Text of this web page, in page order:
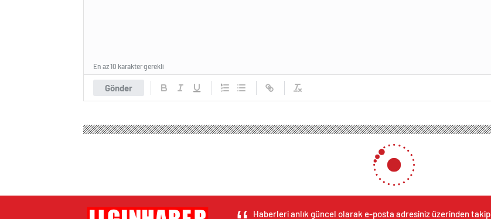
Gönder
En az 10 karakter gerekli
Haberleri anlık güncel olarak e-posta adresiniz üzerinden takip